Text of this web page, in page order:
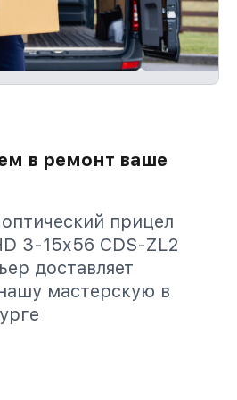
в ремонт ваше
прицел
3-15x56 CDS-ZL2
доставляет
мастерскую в